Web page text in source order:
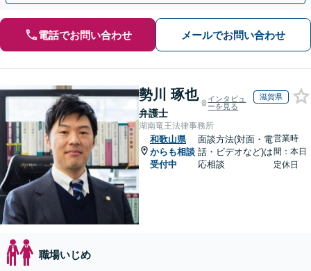
電話でお問い合わせ メールでお問い合わせ
勢川 琢也
弁護士
インタビュ
ーを見る
滋賀県
湖南竜王法律事務所
和歌山県
からも相談
受付中
面談方法(対面・電
話・ビデオなど)は
応相談
営業時
間：本日
定休日
職場いじめ